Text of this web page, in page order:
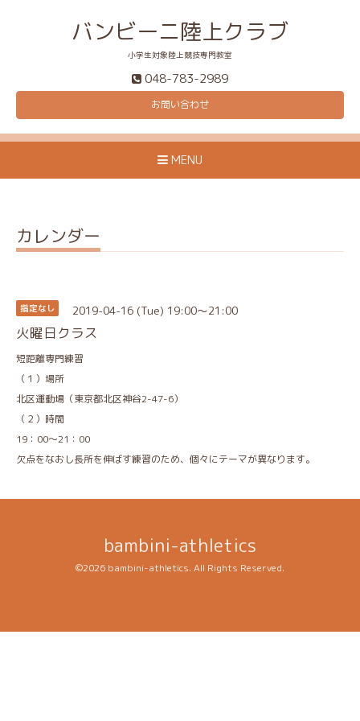
バンビーニ陸上クラブ
小学生対象陸上競技専門教室
048-783-2989
お問い合わせ
MENU
カレンダー
指定なし 2019-04-16 (Tue) 19:00～21:00
火曜日クラス
短距離専門練習
（１）場所
北区運動場（東京都北区神谷2-47-6）
（２）時間
19：00～21：00
欠点をなおし長所を伸ばす練習のため、個々にテーマが異なります。
bambini-athletics
©2026 bambini-athletics. All Rights Reserved.